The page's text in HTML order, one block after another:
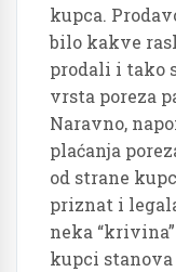
kupca.
bilo kakve
prodali i tako
vrsta poreza
Naravno,
plaćanja
od strane
priznat i
neka
kupci stanova